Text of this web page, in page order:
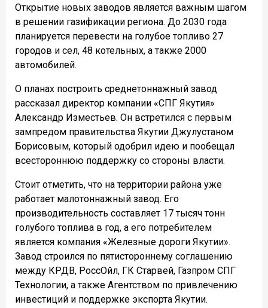
Открытие новых заводов является важным шагом
в решении газификации региона. До 2030 года
планируется перевести на голубое топливо 27
городов и сел, 48 котельных, а также 2000
автомобилей.
О планах построить среднетоннажный завод
рассказал директор компании «СПГ Якутия»
Александр Изместьев. Он встретился с первым
зампредом правительства Якутии Джулустаном
Борисовым, который одобрил идею и пообещал
всестороннюю поддержку со стороны власти.
Стоит отметить, что на территории района уже
работает малотоннажный завод. Его
производительность составляет 17 тысяч тонн
голубого топлива в год, а его потребителем
является компания «Железные дороги Якутии».
Завод строился по пятистороннему соглашению
между КРДВ, РоссОйл, ГК Старвей, Газпром СПГ
Технологии, а также Агентством по привлечению
инвестиций и поддержке экспорта Якутии.